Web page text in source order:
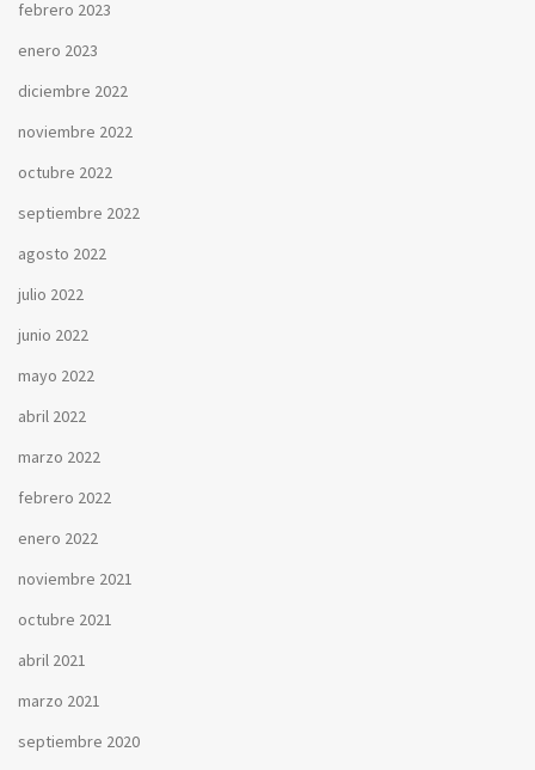
febrero 2023
enero 2023
diciembre 2022
noviembre 2022
octubre 2022
septiembre 2022
agosto 2022
julio 2022
junio 2022
mayo 2022
abril 2022
marzo 2022
febrero 2022
enero 2022
noviembre 2021
octubre 2021
abril 2021
marzo 2021
septiembre 2020